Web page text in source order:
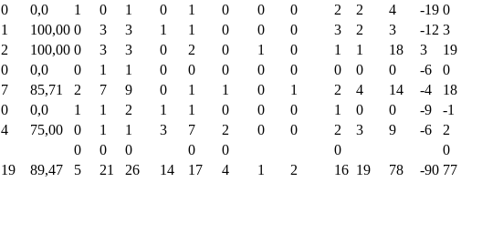
0 0,0 1 0 1 0 1 0 0 0 2 2 4 -19 0
1 100,00 0 3 3 1 1 0 0 0 3 2 3 -12 3
2 100,00 0 3 3 0 2 0 1 0 1 1 18 3
19
0 0,0 0 1 1 0 0 0 0 0 0 0 0 -6
0
7 85,71 2 7 9 0 1 1 0 1 2 4 14 -4
18
0 0,0 1 1 2 1 1 0 0 0 1 0 0 -9
-1
4 75,00 0 1 1 3 7 2 0 0 2 3 9 -6
2
0 0 0 0 0 0
0
19 89,47 5 21 26 14 17 4 1 2 16 19 78 -90 77